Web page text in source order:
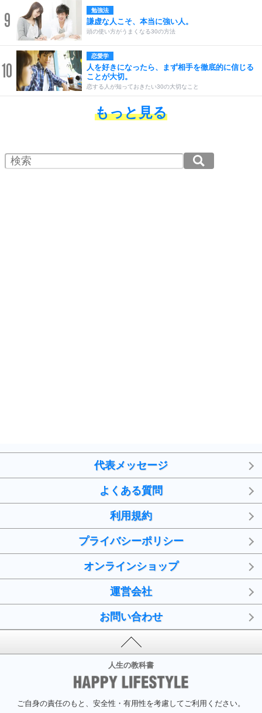
9 勉強法
謙虚な人こそ、本当に強い人。
頭の使い方がうまくなる30の方法
10
恋愛学
人を好きになったら、まず相手を徹底的に信じる
ことが大切。
恋する人が知っておきたい30の大切なこと
もっと見る
代表メッセージ
よくある質問
利用規約
プライバシーポリシー
オンラインショップ
運営会社
お問い合わせ
人生の教科書
ご自身の責任のもと、安全性・有用性を考慮してご利用ください。